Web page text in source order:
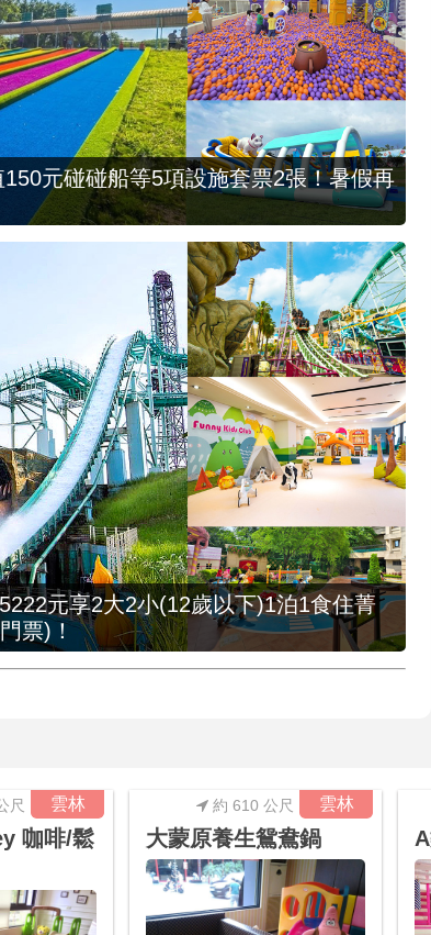
元碰碰船等5項設施套票2張！暑假再
元享2大2小(12歲以下)1泊1食住菁
票)！
雲林
尺
咖啡/鬆
雲林
約 610 公尺
大蒙原養生鴛鴦鍋